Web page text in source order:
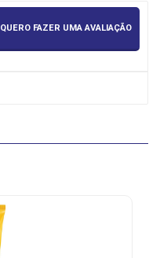
QUERO FAZER UMA AVALIAÇÃO